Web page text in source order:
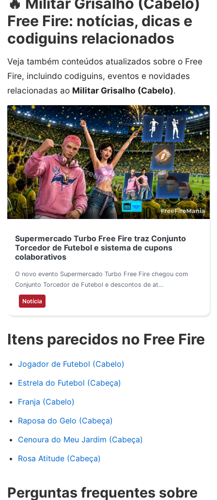
🔥 Militar Grisalho (Cabelo)
Free Fire: notícias, dicas e
codiguins relacionados
Veja também conteúdos atualizados sobre o Free
Fire, incluindo codiguins, eventos e novidades
relacionadas ao Militar Grisalho (Cabelo).
Supermercado Turbo Free Fire traz Conjunto
Torcedor de Futebol e sistema de cupons
colaborativos
O novo evento Supermercado Turbo Free Fire chegou com
Conjunto Torcedor de Futebol e descontos de at…
Notícia
Itens parecidos no Free Fire
Jogador de Futebol (Cabelo)
Estrela do Futebol (Cabeça)
Franja (Cabelo)
Raposa do Gelo (Cabeça)
Cenoura do Meu Jardim (Cabeça)
Rosa Atitude (Cabeça)
Perguntas frequentes sobre